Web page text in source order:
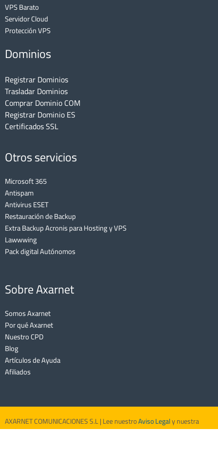
VPS Barato
Servidor Cloud
Protección VPS
Dominios
Registrar Dominios
Trasladar Dominios
Comprar Dominio COM
Registrar Dominio ES
Certificados SSL
Otros servicios
Microsoft 365
Antispam
Antivirus ESET
Restauración de Backup
Extra Backup Acronis para Hosting y VPS
Lawwwing
Pack digital Autónomos
Sobre Axarnet
Somos Axarnet
Por qué Axarnet
Nuestro CPD
Blog
Artículos de Ayuda
Afiliados
AXARNET COMUNICACIONES S.L | Lee nuestroAviso Legaly nuestra
Política de Cookies| Echa un vistazo a nuestrasCondiciones Generales